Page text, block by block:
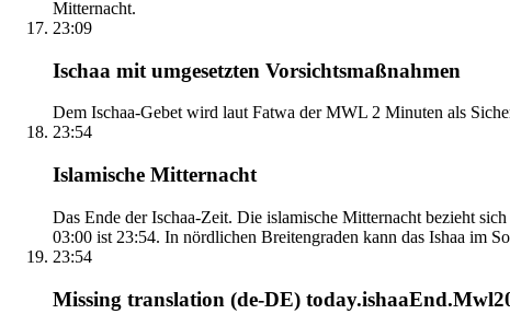
Mitternacht.
23:09
Ischaa mit umgesetzten Vorsichtsmaßnahmen
Dem Ischaa-Gebet wird laut Fatwa der MWL 2 Minuten als
23:54
Islamische Mitternacht
Das Ende der Ischaa-Zeit. Die islamische Mitternacht bezieht
03:00 ist 23:54. In nördlichen Breitengraden kann das Ishaa im
23:54
Missing translation (de-DE)